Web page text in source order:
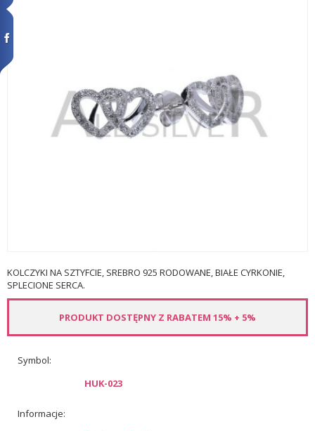
KOLCZYKI NA SZTYFCIE, SREBRO 925 RODOWANE, BIAŁE CYRKONIE,
SPLECIONE SERCA.
PRODUKT DOSTĘPNY Z RABATEM 15% + 5%
Symbol:
HUK-023
Informacje: